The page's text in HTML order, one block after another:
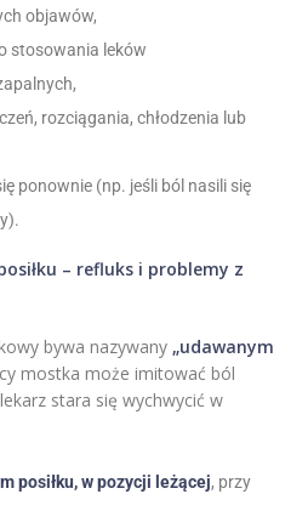
objawów,
stosowania leków
rozciągania, chłodzenia lub
ponownie (np. jeśli ból nasili się
– refluks i problemy z
bywa nazywany „udawanym
mostka może imitować ból
stara się wychwycić w
posiłku, w pozycji leżącej, przy